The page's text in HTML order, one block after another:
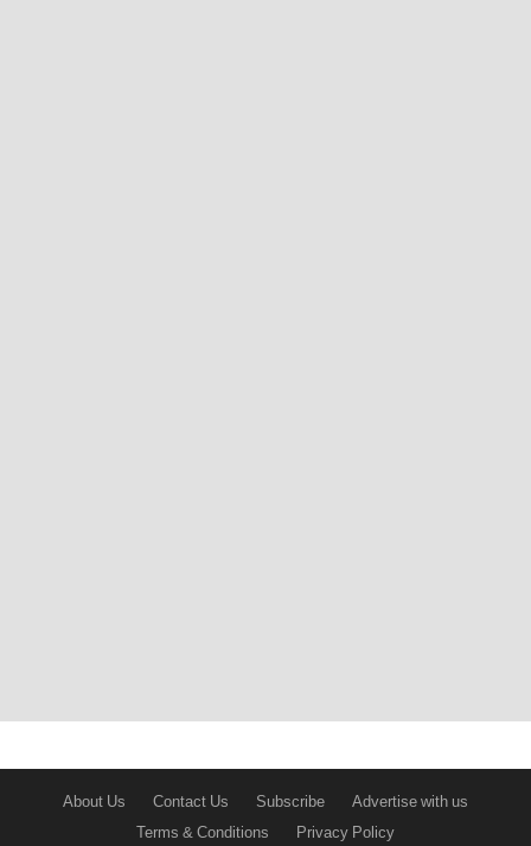
About Us Contact Us Subscribe
Advertise with us
Terms & Conditions
Privacy Policy